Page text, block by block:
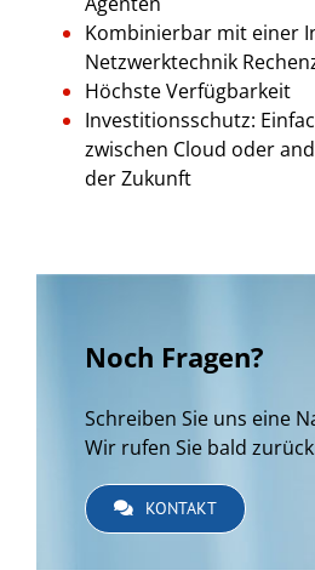
Kombinierbar mit einer
Netzwerktechnik
Höchste Verfügbarkeit
Investitionsschutz:
zwischen Cloud oder
der Zukunft
Noch Fragen?
Schreiben Sie uns eine
Wir rufen Sie bald
KONTAKT